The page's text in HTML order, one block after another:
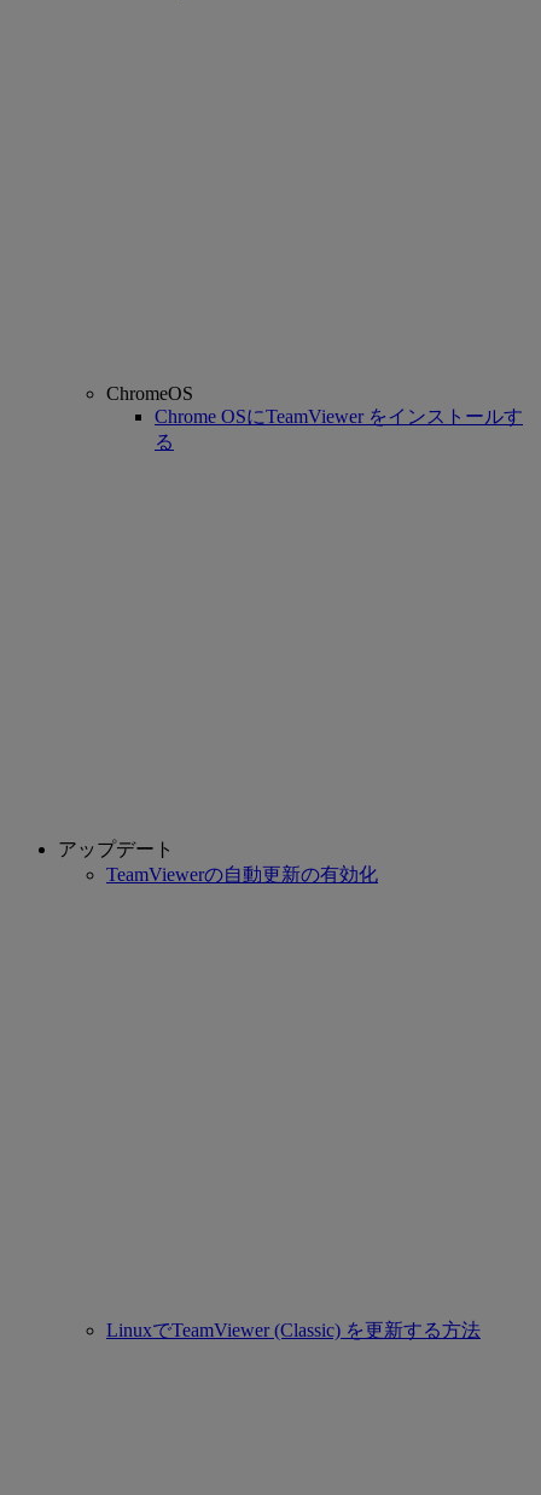
ChromeOS
Chrome OSにTeamViewer をインストールす
る
アップデート
TeamViewerの自動更新の有効化
LinuxでTeamViewer (Classic) を更新する方法